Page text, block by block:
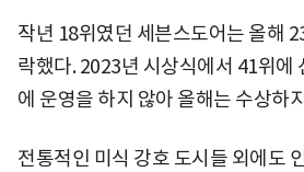
작년 18위였던 세븐스도어는 올해
락했다. 2023년 시상식에서 41위에
에 운영을 하지 않아 올해는 수상하
전통적인 미식 강호 도시들 외에도